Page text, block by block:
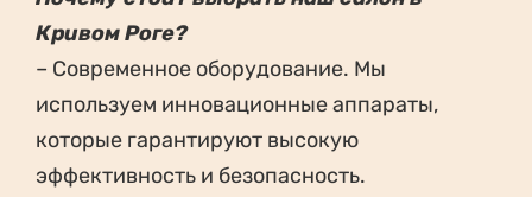
Кривом Роге?
– Современное оборудование. Мы
используем инновационные аппараты,
которые гарантируют высокую
эффективность и безопасность.